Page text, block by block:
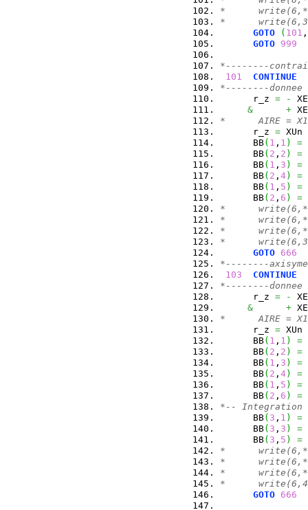
*
*
GOTO
( 101 ,
GOTO 999
*--------
101
CONTINUE
*--------donnee
      r_z
= -
XE
&
+ XE
*      AIRE =
      r_z
= XUn
      BB
( 1 , 1 )
=
      BB
( 2 , 2 )
=
      BB
( 1 , 3 )
=
      BB
( 2 , 4)
=
      BB
( 1 , 5 )
=
      BB
( 2 , 6 )
=
*
*
*
*
GOTO 666
*--------
103
CONTINUE
*--------donnee
      r_z
= -
XE
&
+ XE
*      AIRE =
      r_z
= XUn
      BB
( 1 , 1 ) =
      BB
( 2 , 2 ) =
      BB
( 1 , 3 ) =
      BB
( 2 , 4) =
      BB
( 1 , 5 ) =
      BB
( 2 , 6 ) =
*-- Integration
      BB
( 3 , 1 ) =
      BB
( 3 , 3 ) =
      BB
( 3 , 5 ) =
*
*
*
*
GOTO 666